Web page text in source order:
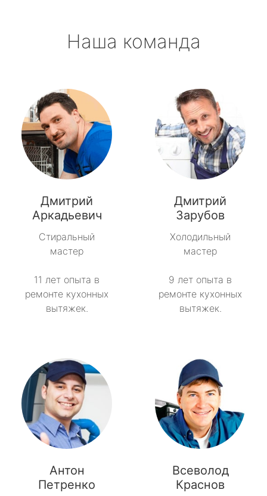
Наша команда
Дмитрий
Аркадьевич
Стиральный
мастер
11 лет опыта в
ремонте кухонных
вытяжек.
Дмитрий
Зарубов
Холодильный
мастер
9 лет опыта в
ремонте кухонных
вытяжек.
Антон
Петренко
Всеволод
Краснов